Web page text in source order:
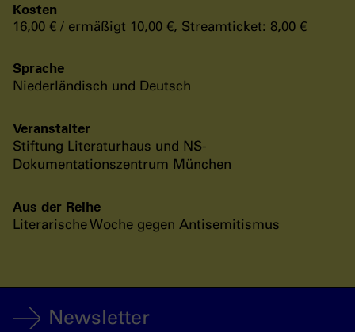
Kosten
16,00 € / ermäßigt 10,00 €, Streamticket: 8,00 €
Sprache
Niederländisch und Deutsch
Veranstalter
Stiftung Literaturhaus und NS-
Dokumentationszentrum München
Aus der Reihe
Literarische Woche gegen Antisemitismus
Newsletter